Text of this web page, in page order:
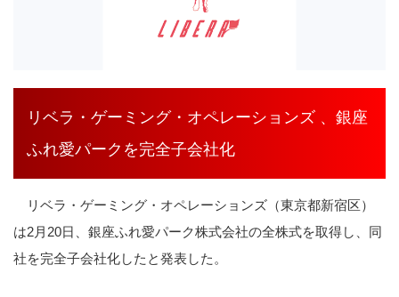
リベラ・ゲーミング・オペレーションズ 、銀座
ふれ愛パークを完全子会社化
リベラ・ゲーミング・オペレーションズ（東京都新宿区）
は2月20日、銀座ふれ愛パーク株式会社の全株式を取得し、同
社を完全子会社化したと発表した。